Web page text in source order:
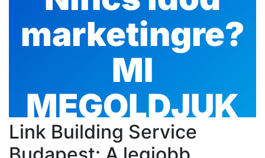
Link Building Service